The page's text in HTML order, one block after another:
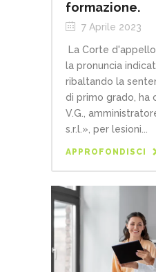
formazione.
7 Aprile 2023
La Corte
la pronuncia
ribaltando la
di primo grado, ha
V.G.,
s.r.l.», per lesioni...
APPROFONDISCI